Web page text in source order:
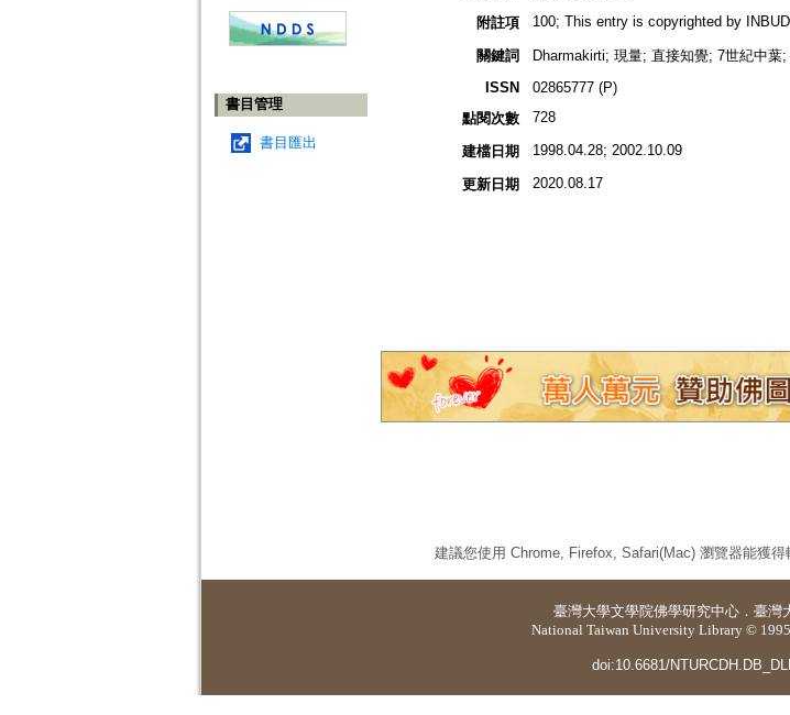
書目管理
書目匯出
附註項
100; This entry is copyrighted by
關鍵詞
Dharmakirti; 現量; 直接知覺; 7世紀中
ISSN
02865777 (P)
點閱次數
728
建檔日期 1998.04.28; 2002.10.09
更新日期 2020.08.17
建議您使用 Chrome, Firefox, Safari(Mac) 瀏覽器能獲得
臺灣大學文學院佛學研究中心 ． 臺灣
National Taiwan University Library ©
doi:10.6681/